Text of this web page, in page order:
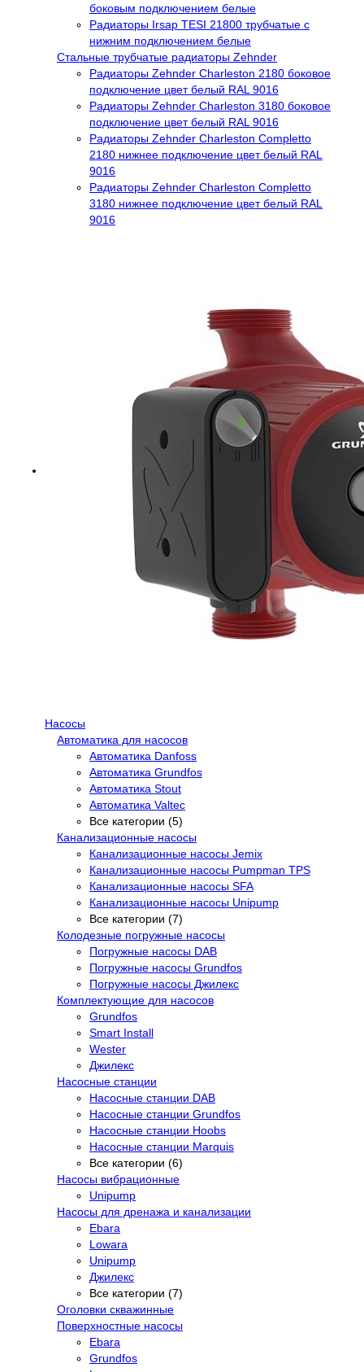
боковым подключением белые
Радиаторы Irsap TESI 21800 трубчатые с
нижним подключением белые
Стальные трубчатые радиаторы Zehnder
Радиаторы Zehnder Charleston 2180 боковое
подключение цвет белый RAL 9016
Радиаторы Zehnder Charleston 3180 боковое
подключение цвет белый RAL 9016
Радиаторы Zehnder Charleston Completto
2180 нижнее подключение цвет белый RAL
9016
Радиаторы Zehnder Charleston Completto
3180 нижнее подключение цвет белый RAL
9016
Насосы
Автоматика для насосов
Автоматика Danfoss
Автоматика Grundfos
Автоматика Stout
Автоматика Valtec
Все категории (5)
Канализационные насосы
Канализационные насосы Jemix
Канализационные насосы Pumpman TPS
Канализационные насосы SFA
Канализационные насосы Unipump
Все категории (7)
Колодезные погружные насосы
Погружные насосы DAB
Погружные насосы Grundfos
Погружные насосы Джилекс
Комплектующие для насосов
Grundfos
Smart Install
Wester
Джилекс
Насосные станции
Насосные станции DAB
Насосные станции Grundfos
Насосные станции Hoobs
Насосные станции Marquis
Все категории (6)
Насосы вибрационные
Unipump
Насосы для дренажа и канализации
Ebara
Lowara
Unipump
Джилекс
Все категории (7)
Оголовки скважинные
Поверхностные насосы
Ebara
Grundfos